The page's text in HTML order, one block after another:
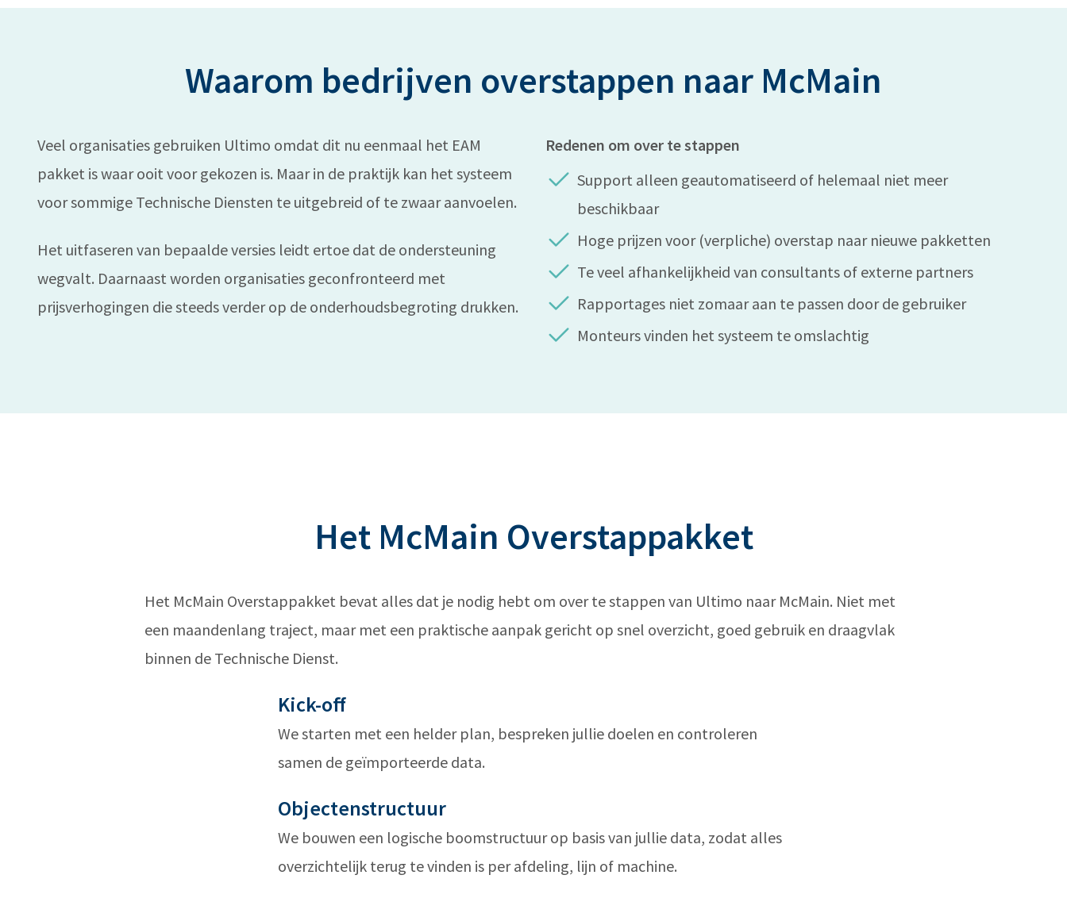
Waarom bedrijven overstappen naar McMain
Veel organisaties gebruiken Ultimo omdat dit nu eenmaal het EAM
pakket is waar ooit voor gekozen is. Maar in de praktijk kan het systeem
voor sommige Technische Diensten te uitgebreid of te zwaar aanvoelen.
Het uitfaseren van bepaalde versies leidt ertoe dat de ondersteuning
wegvalt. Daarnaast worden organisaties geconfronteerd met
prijsverhogingen die steeds verder op de onderhoudsbegroting drukken.
Redenen om over te stappen
Support alleen geautomatiseerd of helemaal niet meer
beschikbaar
Hoge prijzen voor (verpliche) overstap naar nieuwe pakketten
Te veel afhankelijkheid van consultants of externe partners
Rapportages niet zomaar aan te passen door de gebruiker
Monteurs vinden het systeem te omslachtig
Het McMain Overstappakket
Het McMain Overstappakket bevat alles dat je nodig hebt om over te stappen van Ultimo naar McMain. Niet met
een maandenlang traject, maar met een praktische aanpak gericht op snel overzicht, goed gebruik en draagvlak
binnen de Technische Dienst.
Kick-off
We starten met een helder plan, bespreken jullie doelen en controleren
samen de geïmporteerde data.
Objectenstructuur
We bouwen een logische boomstructuur op basis van jullie data, zodat alles
overzichtelijk terug te vinden is per afdeling, lijn of machine.